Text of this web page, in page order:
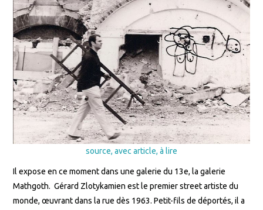
source, avec article, à lire
Il expose en ce moment dans une galerie du 13e, la galerie
Mathgoth. Gérard Zlotykamien est le premier street artiste du
monde, œuvrant dans la rue dès 1963. Petit-fils de déportés, il a